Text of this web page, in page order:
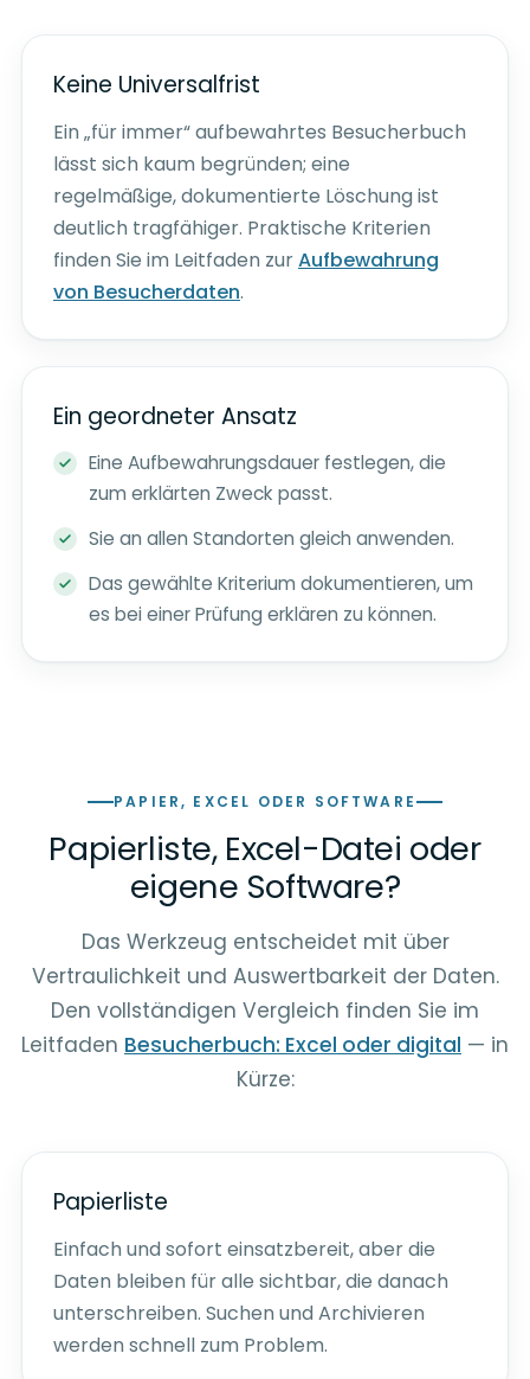
Keine Universalfrist
Ein „für immer“ aufbewahrtes Besucherbuch
lässt sich kaum begründen; eine
regelmäßige, dokumentierte Löschung ist
deutlich tragfähiger. Praktische Kriterien
finden Sie im Leitfaden zurAufbewahrung
von Besucherdaten.
Ein geordneter Ansatz
Eine Aufbewahrungsdauer festlegen, die
zum erklärten Zweck passt.
Sie an allen Standorten gleich anwenden.
Das gewählte Kriterium dokumentieren, um
es bei einer Prüfung erklären zu können.
PAPIER, EXCEL ODER SOFTWARE
Papierliste, Excel-Datei oder
eigene Software?
Das Werkzeug entscheidet mit über
Vertraulichkeit und Auswertbarkeit der Daten.
Den vollständigen Vergleich finden Sie im
Leitfaden Besucherbuch: Excel oder digital — in
Kürze:
Papierliste
Einfach und sofort einsatzbereit, aber die
Daten bleiben für alle sichtbar, die danach
unterschreiben. Suchen und Archivieren
werden schnell zum Problem.